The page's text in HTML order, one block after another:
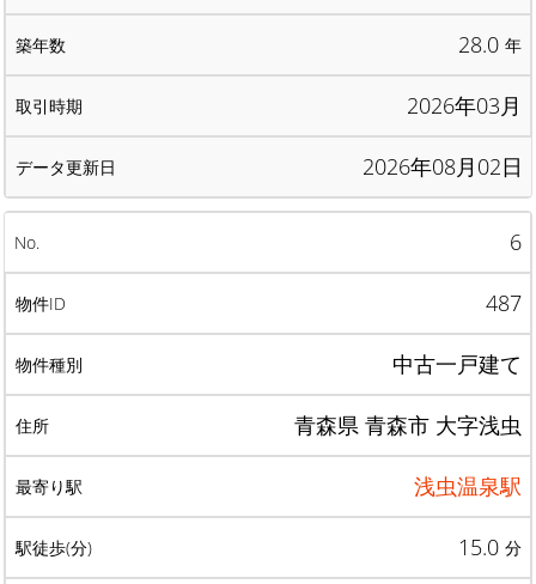
28.0 年
2026年03月
2026年08月02日
6
487
中古一戸建て
青森県 青森市 大字浅虫
浅虫温泉駅
15.0 分